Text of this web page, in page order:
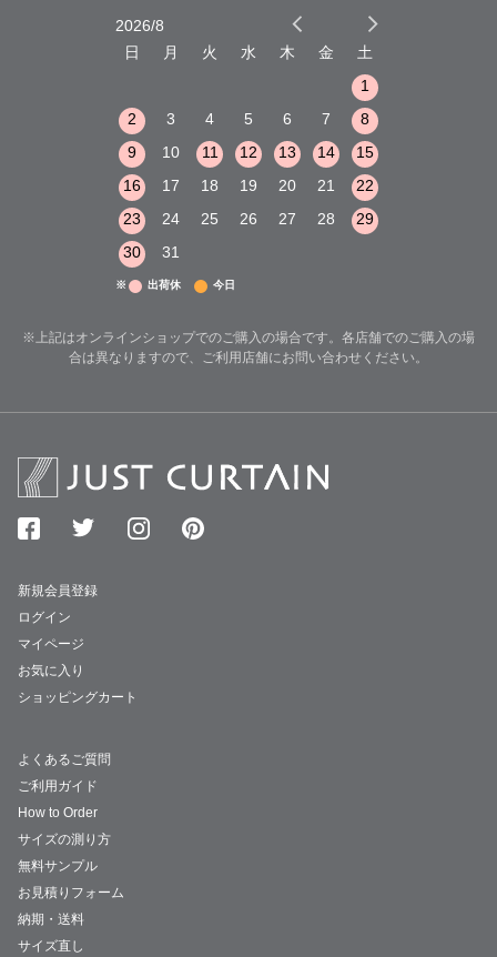
2026/8
日
月 火 水 木 金
土
1
2
3 4 5 6 7
8
9
10 11 12 13 14
15
16
17 18 19 20 21
22
23
24 25 26 27 28
29
30
31
※ 出荷休 今日
※上記はオンラインショップでのご購入の場合です。各店舗でのご購入の場
合は異なりますので、ご利用店舗にお問い合わせください。
新規会員登録
ログイン
マイページ
お気に入り
ショッピングカート
よくあるご質問
ご利用ガイド
How to Order
サイズの測り方
無料サンプル
お見積りフォーム
納期・送料
サイズ直し